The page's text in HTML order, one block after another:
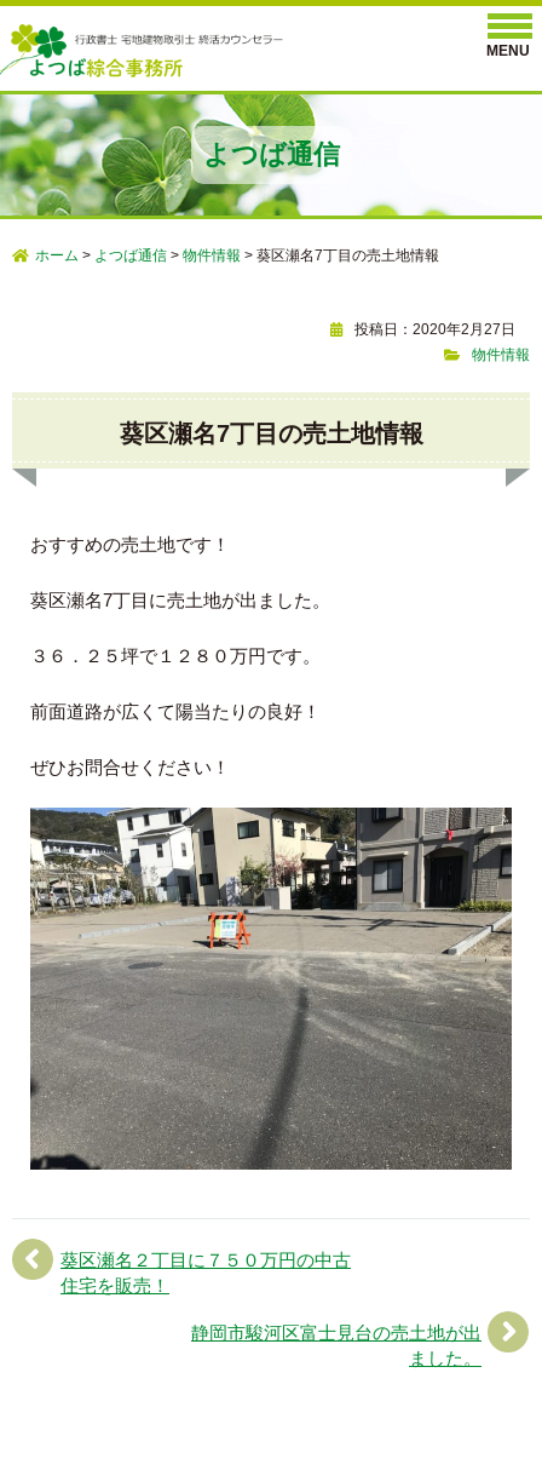
よつば通信
ホーム > よつば通信> 物件情報 > 葵区瀬名7丁目の売土地情報
投稿日：2020年2月27日
物件情報
葵区瀬名7丁目の売土地情報
おすすめの売土地です！
葵区瀬名7丁目に売土地が出ました。
３６．２５坪で１２８０万円です。
前面道路が広くて陽当たりの良好！
ぜひお問合せください！
葵区瀬名２丁目に７５０万円の中古
住宅を販売！
静岡市駿河区富士見台の売土地が出
ました。